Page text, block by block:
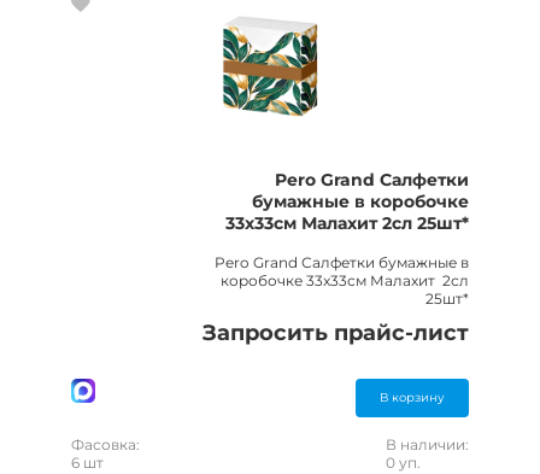
Pero Grand Салфетки
бумажные в коробочке
33x33см Малахит 2сл 25шт*
Pero Grand Салфетки бумажные в
коробочке 33x33см Малахит 2сл
25шт*
Запросить прайс-лист
В корзину
Фасовка:
6 шт
В наличии:
0 уп.